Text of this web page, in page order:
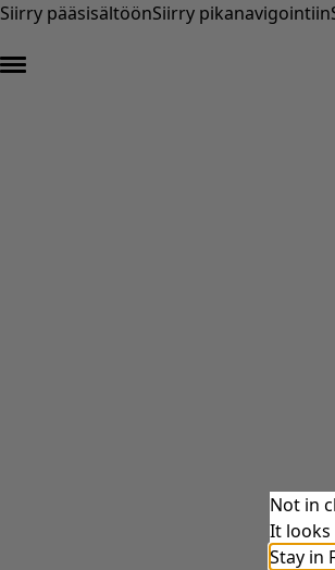
Siirry pääsisältöönSiirry pikanavigointiin
Not in
It looks
Stay in